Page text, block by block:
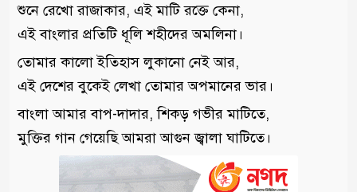
শুনে রেখো রাজাকার, এই মাটি রক্তে কেনা,
এই বাংলার প্রতিটি ধূলি শহীদের অমলিনা।
তোমার কালো ইতিহাস লুকানো নেই আর,
এই দেশের বুকেই লেখা তোমার অপমানের ভার।
বাংলা আমার বাপ-দাদার, শিকড় গভীর মাটিতে,
মুক্তির গান গেয়েছি আমরা আগুন জ্বালা ঘাটিতে।